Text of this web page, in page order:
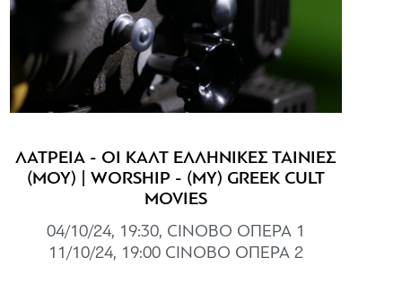
ΛΑΤΡΕΙΑ - ΟΙ ΚΑΛΤ ΕΛΛΗΝΙΚΕΣ ΤΑΙΝΙΕΣ
(ΜΟΥ) | WORSHIP - (MY) GREEK CULT
MOVIES
04/10/24, 19:30, CINOBO ΟΠΕΡΑ 1
11/10/24, 19:00 CINOBO OΠΕΡΑ 2